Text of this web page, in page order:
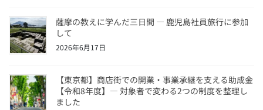
薩摩の教えに学んだ三日間 ― 鹿児島社員旅行に参加
して
2026年6月17日
【東京都】商店街での開業・事業承継を支える助成金
【令和8年度】― 対象者で変わる2つの制度を整理し
ました